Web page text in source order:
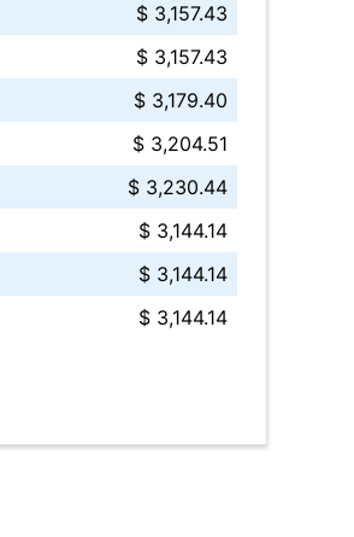
$ 3,157.43
$ 3,157.43
$ 3,179.40
$ 3,204.51
$ 3,230.44
$ 3,144.14
$ 3,144.14
$ 3,144.14